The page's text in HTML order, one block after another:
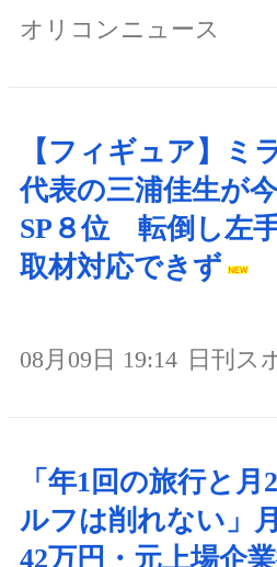
オリコンニュース
【フィギュア】ミ
代表の三浦佳生が
SP８位 転倒し左
取材対応できず
08月09日 19:14 日刊ス
「年1回の旅行と月
ルフは削れない」
42万円・元上場企